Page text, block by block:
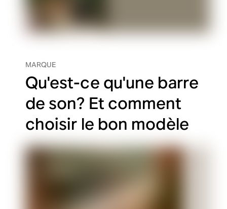
MARQUE
Qu'est-ce qu'une barre
de son? Et comment
choisir le bon modèle